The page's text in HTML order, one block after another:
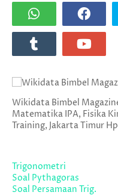
Wikidata Bimbel
Matematika IPA, Fisika
Training, Jakarta Timur
Trigonometri
Soal Pythagoras
Soal Persamaan Trig.